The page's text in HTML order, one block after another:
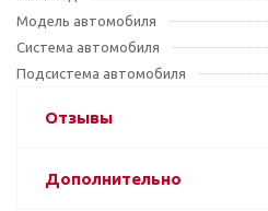
Модель автомобиля
Система автомобиля
Подсистема автомобиля
Отзывы
Дополнительно